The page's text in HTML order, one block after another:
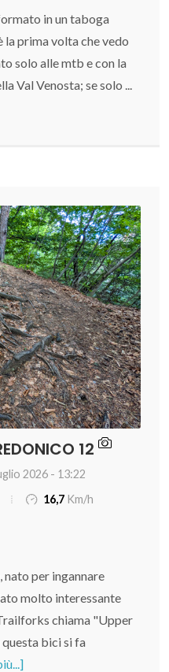
in un taboga
la prima volta che vedo
solo alle mtb e con la
Val Venosta; se solo ...
12
2026 - 13:22
16,7 Km/h
nato per ingannare
molto interessante
chiama "Upper
bici si fa